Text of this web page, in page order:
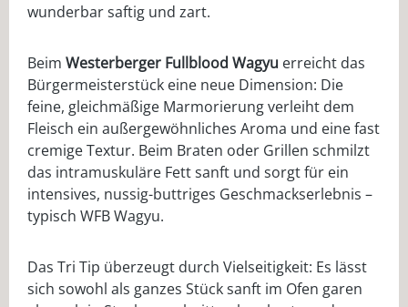
wunderbar saftig und zart.
Beim Westerberger Fullblood Wagyu erreicht das
Bürgermeisterstück eine neue Dimension: Die
feine, gleichmäßige Marmorierung verleiht dem
Fleisch ein außergewöhnliches Aroma und eine fast
cremige Textur. Beim Braten oder Grillen schmilzt
das intramuskuläre Fett sanft und sorgt für ein
intensives, nussig-buttriges Geschmackserlebnis –
typisch WFB Wagyu.
Das Tri Tip überzeugt durch Vielseitigkeit: Es lässt
sich sowohl als ganzes Stück sanft im Ofen garen